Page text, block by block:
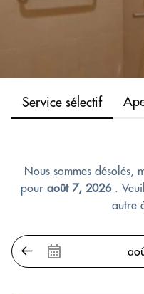
Service sélectif
Nous sommes désolés,
pour août 7, 2026.
autre